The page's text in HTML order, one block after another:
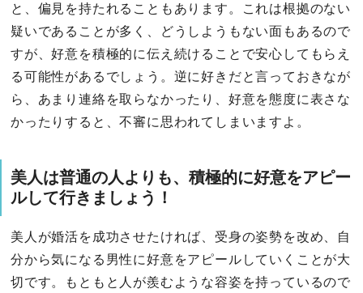
と、偏見を持たれることもあります。これは根拠のない
疑いであることが多く、どうしようもない面もあるので
すが、好意を積極的に伝え続けることで安心してもらえ
る可能性があるでしょう。逆に好きだと言っておきなが
ら、あまり連絡を取らなかったり、好意を態度に表さな
かったりすると、不審に思われてしまいますよ。
美人は普通の人よりも、積極的に好意をアピー
ルして行きましょう！
美人が婚活を成功させたければ、受身の姿勢を改め、自
分から気になる男性に好意をアピールしていくことが大
切です。もともと人が羨むような容姿を持っているので